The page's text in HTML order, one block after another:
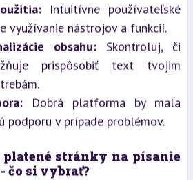
Intuitívne používateľské
využívanie nástrojov a funkcií.
obsahu: Skontroluj, či
prispôsobiť text tvojim
Dobrá platforma by mala
podporu v prípade problémov.
platené stránky na písanie
čo si vybrať?